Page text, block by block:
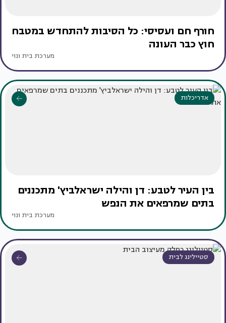
חורף חם ועסיסי: כל הסיבות להתחדש במטבח
חוץ כבר העונה
מערכת בית ונוי
אדריכלות
בין העיר לטבע: דן והילה ישראלביץ' מתכננים
בתים שמרפאים את הנפש
מערכת בית ונוי
סטיילינג לבית